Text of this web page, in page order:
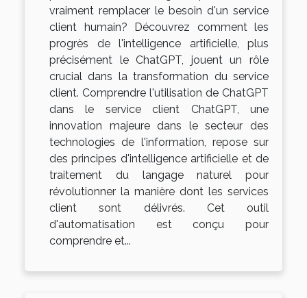
vraiment remplacer le besoin d'un service
client humain? Découvrez comment les
progrès de l'intelligence artificielle, plus
précisément le ChatGPT, jouent un rôle
crucial dans la transformation du service
client. Comprendre l'utilisation de ChatGPT
dans le service client ChatGPT, une
innovation majeure dans le secteur des
technologies de l'information, repose sur
des principes d'intelligence artificielle et de
traitement du langage naturel pour
révolutionner la manière dont les services
client sont délivrés. Cet outil
d'automatisation est conçu pour
comprendre et...